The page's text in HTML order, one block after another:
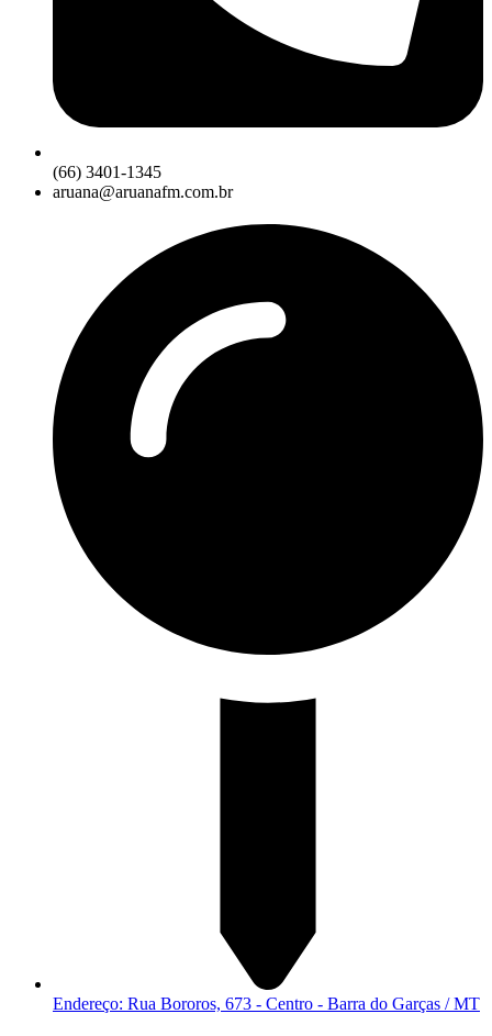
(66) 3401-1345
aruana@aruanafm.com.br
Endereço: Rua Bororos, 673 - Centro - Barra do Garças / MT